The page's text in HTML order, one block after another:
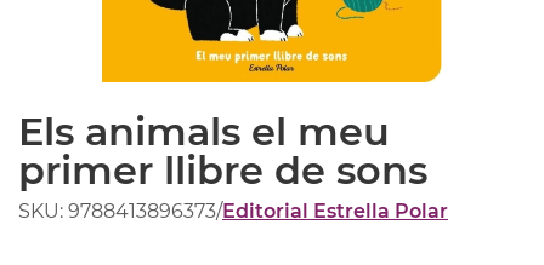
Els animals el meu
primer llibre de sons
SKU: 9788413896373/Editorial Estrella Polar